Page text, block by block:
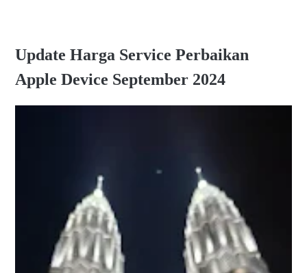
Update Harga Service Perbaikan
Apple Device September 2024